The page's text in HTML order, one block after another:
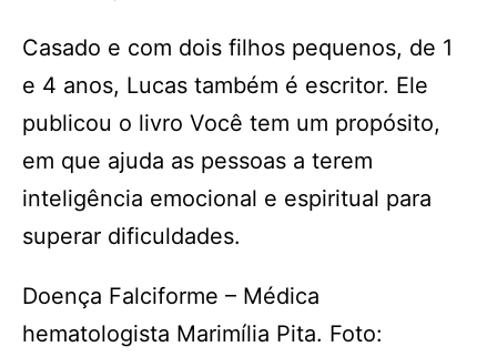
Casado e com dois filhos pequenos, de 1
e 4 anos, Lucas também é escritor. Ele
publicou o livro Você tem um propósito,
em que ajuda as pessoas a terem
inteligência emocional e espiritual para
superar dificuldades.
Doença Falciforme – Médica
hematologista Marimília Pita. Foto: